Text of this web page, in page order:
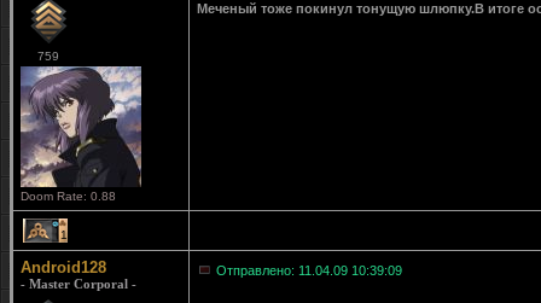
759
Doom Rate: 0.88
Меченый тоже покинул тонущую шлюпку.В итоге
1
Android128
- Master Corporal -
Отправлено: 11.04.09 10:39:09